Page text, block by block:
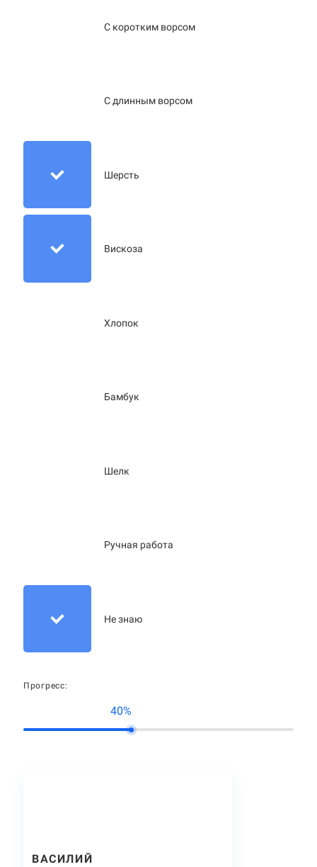
С коротким ворсом
С длинным ворсом
Шерсть
Вискоза
Хлопок
Бамбук
Шелк
Ручная работа
Не знаю
Прогресс:
40%
ВАСИЛИЙ